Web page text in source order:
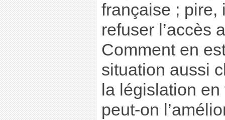
française ; pire,
refuser l’accès
Comment en
situation aussi
la législation
peut-on